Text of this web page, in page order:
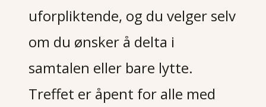
uforpliktende, og du velger selv
om du ønsker å delta i
samtalen eller bare lytte.
Treffet er åpent for alle med